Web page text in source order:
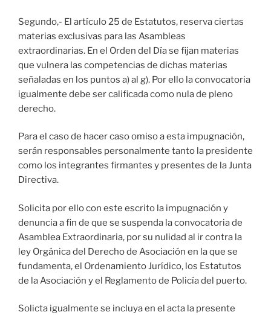
Segundo,- El artículo 25 de Estatutos, reserva ciertas
materias exclusivas para las Asambleas
extraordinarias. En el Orden del Día se fijan materias
que vulnera las competencias de dichas materias
señaladas en los puntos a) al g). Por ello la convocatoria
igualmente debe ser calificada como nula de pleno
derecho.
Para el caso de hacer caso omiso a esta impugnación,
serán responsables personalmente tanto la presidente
como los integrantes firmantes y presentes de la Junta
Directiva.
Solicita por ello con este escrito la impugnación y
denuncia a fin de que se suspenda la convocatoria de
Asamblea Extraordinaria, por su nulidad al ir contra la
ley Orgánica del Derecho de Asociación en la que se
fundamenta, el Ordenamiento Jurídico, los Estatutos
de la Asociación y el Reglamento de Policía del puerto.
Solicta igualmente se incluya en el acta la presente